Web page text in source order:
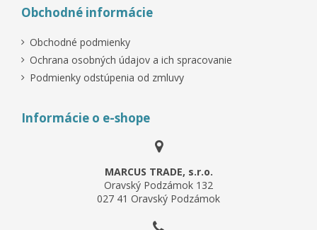
Obchodné informácie
Obchodné podmienky
Ochrana osobných údajov a ich spracovanie
Podmienky odstúpenia od zmluvy
Informácie o e-shope
MARCUS TRADE, s.r.o.
Oravský Podzámok 132
027 41 Oravský Podzámok